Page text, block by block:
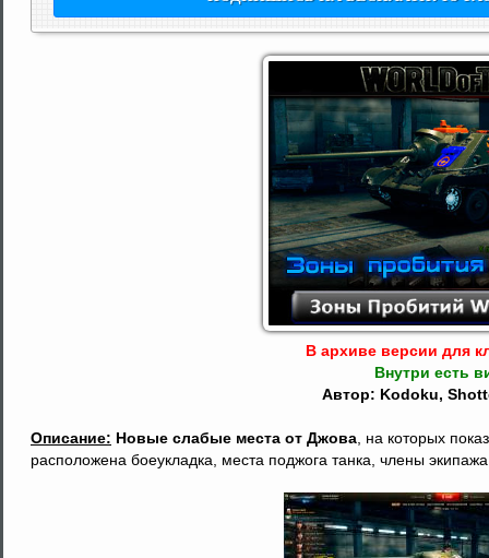
В архиве версии для
Внутри есть
Автор: Kodoku,
Описание: Новые слабые места от Джова , на которых
расположена боеукладка, места поджога танка, члены